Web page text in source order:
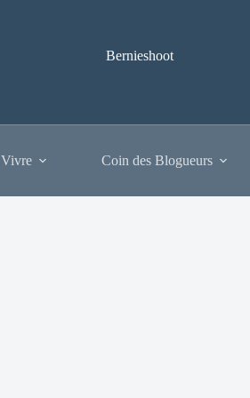
Bernieshoot
Coin des Blogueurs